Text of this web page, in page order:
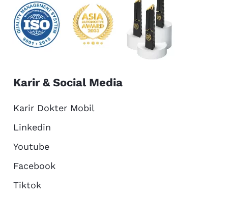
Karir & Social Media
Karir Dokter Mobil
Linkedin
Youtube
Facebook
Tiktok